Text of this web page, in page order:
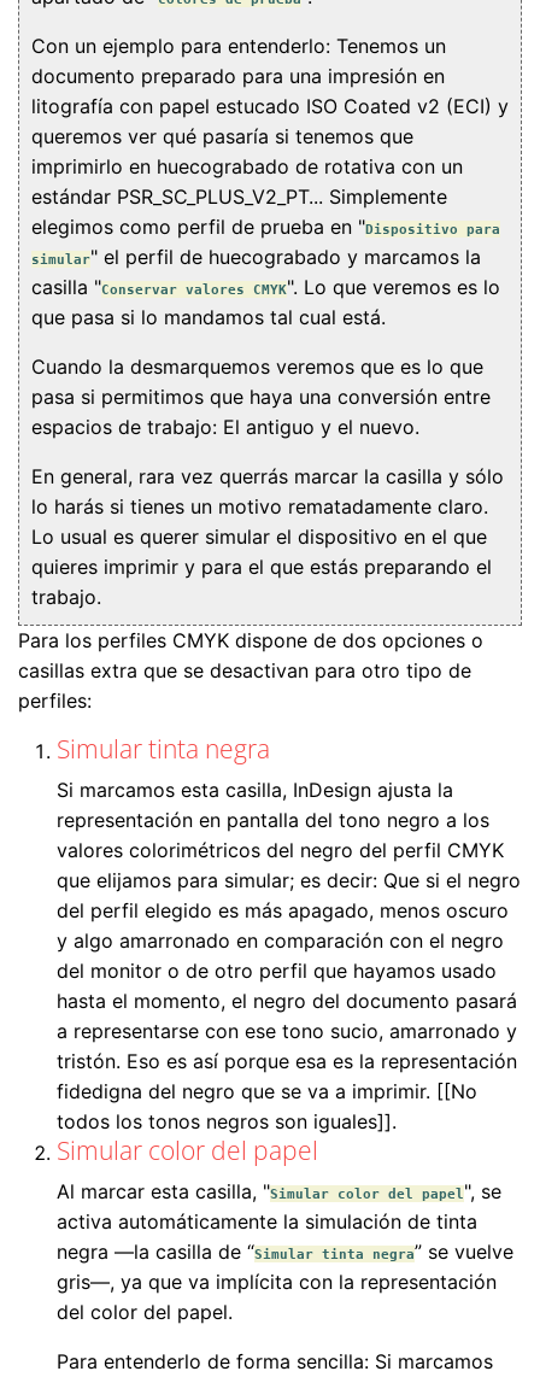
Con un ejemplo para entenderlo: Tenemos un
documento preparado para una impresión en
litografía con papel estucado ISO Coated v2 (ECI) y
queremos ver qué pasaría si tenemos que
imprimirlo en huecograbado de rotativa con un
estándar PSR_SC_PLUS_V2_PT... Simplemente
elegimos como perfil de prueba en "Dispositivo para
simular" el perfil de huecograbado y marcamos la
casilla "Conservar valores CMYK". Lo que veremos es lo
que pasa si lo mandamos tal cual está.
Cuando la desmarquemos veremos que es lo que
pasa si permitimos que haya una conversión entre
espacios de trabajo: El antiguo y el nuevo.
En general, rara vez querrás marcar la casilla y sólo
lo harás si tienes un motivo rematadamente claro.
Lo usual es querer simular el dispositivo en el que
quieres imprimir y para el que estás preparando el
trabajo.
Para los perfiles CMYK dispone de dos opciones o
casillas extra que se desactivan para otro tipo de
perfiles:
Simular tinta negra
Si marcamos esta casilla, InDesign ajusta la
representación en pantalla del tono negro a los
valores colorimétricos del negro del perfil CMYK
que elijamos para simular; es decir: Que si el negro
del perfil elegido es más apagado, menos oscuro
y algo amarronado en comparación con el negro
del monitor o de otro perfil que hayamos usado
hasta el momento, el negro del documento pasará
a representarse con ese tono sucio, amarronado y
tristón. Eso es así porque esa es la representación
fidedigna del negro que se va a imprimir. [[No
todos los tonos negros son iguales]].
Simular color del papel
Al marcar esta casilla, "Simular color del papel", se
activa automáticamente la simulación de tinta
negra —la casilla de “Simular tinta negra” se vuelve
gris—, ya que va implícita con la representación
del color del papel.
Para entenderlo de forma sencilla: Si marcamos